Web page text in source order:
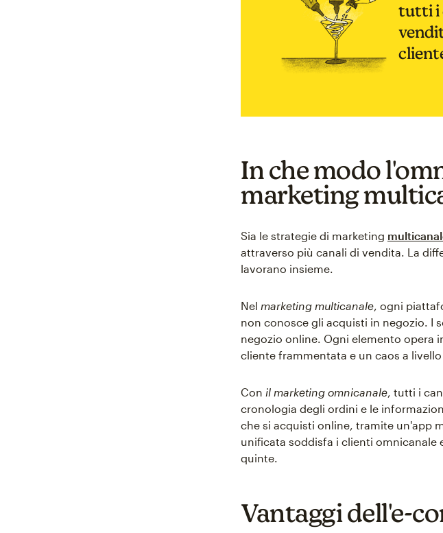
tutti i
In che modo
marketing
Sia le strategie di marketing
attraverso più canali di vendita. La
lavorano insieme.
Nel marketing multicanale, ogni
non conosce gli acquisti in negozio. I
negozio online. Ogni elemento opera
cliente frammentata e un caos a
Con il marketing omnicanale, tutti i
cronologia degli ordini e le
che si acquisti online, tramite un'app
unificata soddisfa i clienti omnicanale
quinte.
Vantaggi dell'e-